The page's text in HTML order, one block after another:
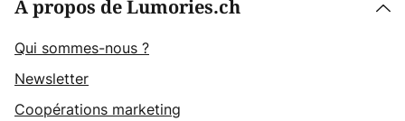
À propos de Lumories.ch
Qui sommes-nous ?
Newsletter
Coopérations marketing